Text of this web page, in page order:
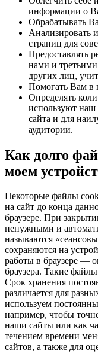
информации о
Обрабатывать
страниц для
Предоставлять
нами и
других лиц,
Помогать Вам в
Определять
используют
сайта и для
аудитории.
Как долго
моем
Некоторые файлы
на сайт до конца
браузере. При
ненужными и
называются
сохраняются на
работы в браузере —
браузера. Такие
Срок хранения
различается для
используем
например, чтобы
наши сайты или как
течением времени
сайтов, а также для